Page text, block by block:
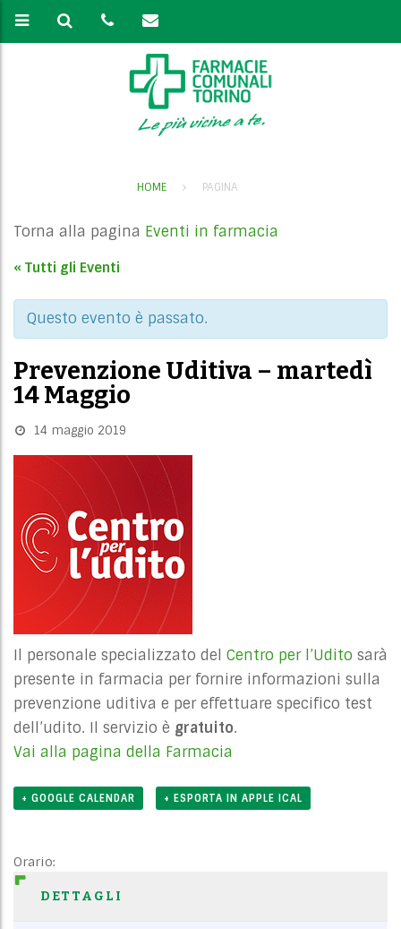
HOME PAGINA
Torna alla pagina Eventi in farmacia
« Tutti gli Eventi
Questo evento è passato.
Prevenzione Uditiva – martedì
14 Maggio
14 maggio 2019
Il personale specializzato del Centro per l’Udito sarà
presente in farmacia per fornire informazioni sulla
prevenzione uditiva e per effettuare specifico test
dell’udito. Il servizio è gratuito.
Vai alla pagina della Farmacia
+ GOOGLE CALENDAR + ESPORTA IN APPLE ICAL
Orario:
DETTAGLI